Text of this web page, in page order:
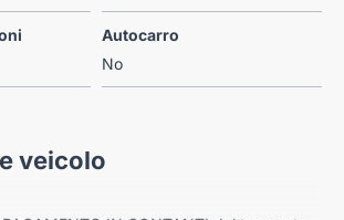
Autocarro
No
veicolo